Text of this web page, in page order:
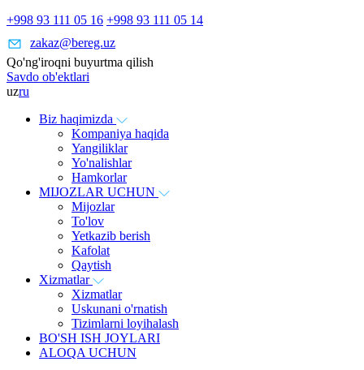
+998 93 111 05 16 +998 93 111 05 14
zakaz@bereg.uz
Qo'ng'iroqni buyurtma qilish
Savdo ob'ektlari
uzru
Biz haqimizda
Kompaniya haqida
Yangiliklar
Yo'nalishlar
Hamkorlar
MIJOZLAR UCHUN
Mijozlar
To'lov
Yetkazib berish
Kafolat
Qaytish
Xizmatlar
Xizmatlar
Uskunani o'rnatish
Tizimlarni loyihalash
BO'SH ISH JOYLARI
ALOQA UCHUN